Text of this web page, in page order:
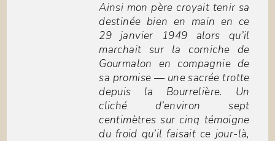
Ainsi mon père croyait tenir sa
destinée bien en main en ce
29 janvier 1949 alors qu’il
marchait sur la corniche de
Gourmalon en compagnie de
sa promise — une sacrée trotte
depuis la Bourrelière. Un
cliché d’environ sept
centimètres sur cinq témoigne
du froid qu’il faisait ce jour-là,